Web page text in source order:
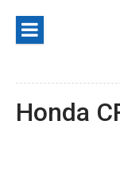
содержанию
Honda